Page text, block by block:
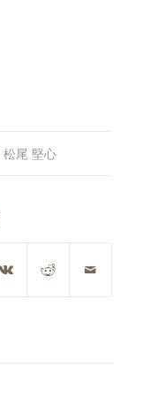
松尾 堅心